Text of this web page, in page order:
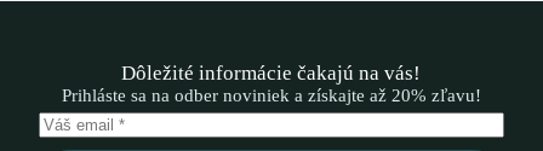
Dôležité informácie čakajú na vás!
Prihláste sa na odber noviniek a získajte až 20% zľavu!